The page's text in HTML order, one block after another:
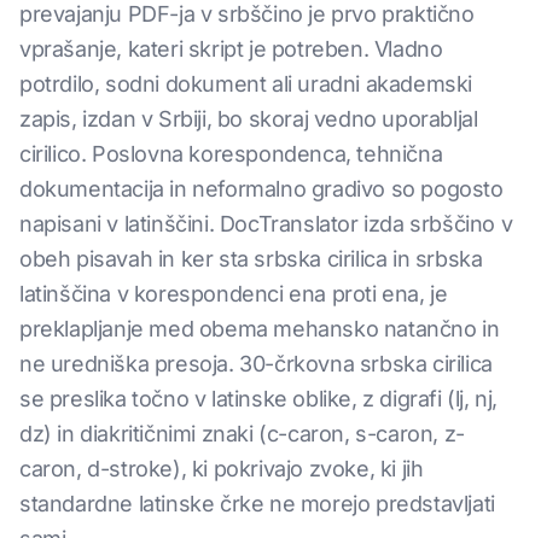
prevajanju PDF-ja v srbščino je prvo praktično
vprašanje, kateri skript je potreben. Vladno
potrdilo, sodni dokument ali uradni akademski
zapis, izdan v Srbiji, bo skoraj vedno uporabljal
cirilico. Poslovna korespondenca, tehnična
dokumentacija in neformalno gradivo so pogosto
napisani v latinščini. DocTranslator izda srbščino v
obeh pisavah in ker sta srbska cirilica in srbska
latinščina v korespondenci ena proti ena, je
preklapljanje med obema mehansko natančno in
ne uredniška presoja. 30-črkovna srbska cirilica
se preslika točno v latinske oblike, z digrafi (lj, nj,
dz) in diakritičnimi znaki (c-caron, s-caron, z-
caron, d-stroke), ki pokrivajo zvoke, ki jih
standardne latinske črke ne morejo predstavljati